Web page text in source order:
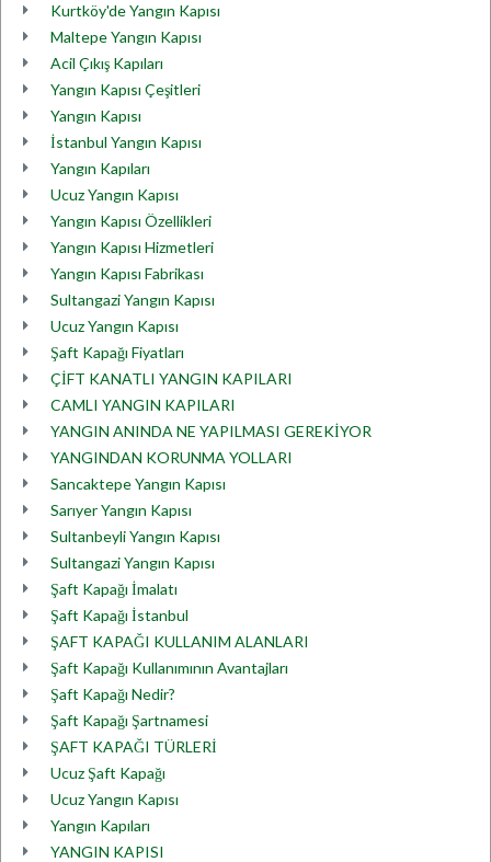
Kurtköy'de Yangın Kapısı
Maltepe Yangın Kapısı
Acil Çıkış Kapıları
Yangın Kapısı Çeşitleri
Yangın Kapısı
İstanbul Yangın Kapısı
Yangın Kapıları
Ucuz Yangın Kapısı
Yangın Kapısı Özellikleri
Yangın Kapısı Hizmetleri
Yangın Kapısı Fabrikası
Sultangazi Yangın Kapısı
Ucuz Yangın Kapısı
Şaft Kapağı Fiyatları
ÇİFT KANATLI YANGIN KAPILARI
CAMLI YANGIN KAPILARI
YANGIN ANINDA NE YAPILMASI GEREKİYOR
YANGINDAN KORUNMA YOLLARI
Sancaktepe Yangın Kapısı
Sarıyer Yangın Kapısı
Sultanbeyli Yangın Kapısı
Sultangazi Yangın Kapısı
Şaft Kapağı İmalatı
Şaft Kapağı İstanbul
ŞAFT KAPAĞI KULLANIM ALANLARI
Şaft Kapağı Kullanımının Avantajları
Şaft Kapağı Nedir?
Şaft Kapağı Şartnamesi
ŞAFT KAPAĞI TÜRLERİ
Ucuz Şaft Kapağı
Ucuz Yangın Kapısı
Yangın Kapıları
YANGIN KAPISI